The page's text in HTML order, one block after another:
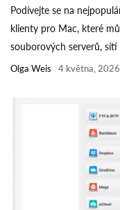
Podívejte se na
klienty pro Mac, které
souborových serverů, sítí
Olga Weis 4 května, 2026